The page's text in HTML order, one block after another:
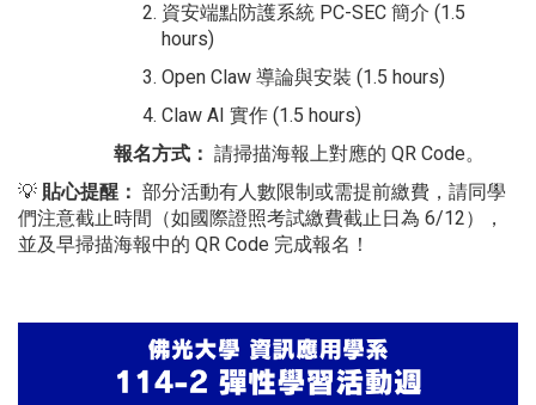
資安端點防護系統 PC-SEC 簡介 (1.5
hours)
Open Claw 導論與安裝 (1.5 hours)
Claw AI 實作 (1.5 hours)
報名方式： 請掃描海報上對應的 QR Code。
💡 貼心提醒： 部分活動有人數限制或需提前繳費，請同學
們注意截止時間（如國際證照考試繳費截止日為 6/12），
並及早掃描海報中的 QR Code 完成報名！